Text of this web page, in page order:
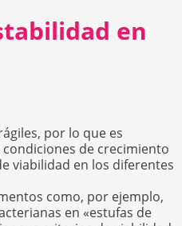
en
por lo que es
de crecimiento
viabilidad en los diferentes
como, por ejemplo,
en «estufas de